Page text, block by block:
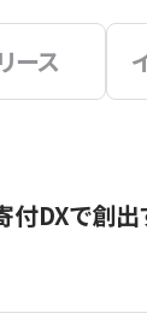
ース
付DXで創